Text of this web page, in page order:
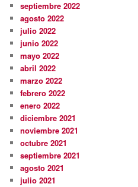
septiembre 2022
agosto 2022
julio 2022
junio 2022
mayo 2022
abril 2022
marzo 2022
febrero 2022
enero 2022
diciembre 2021
noviembre 2021
octubre 2021
septiembre 2021
agosto 2021
julio 2021